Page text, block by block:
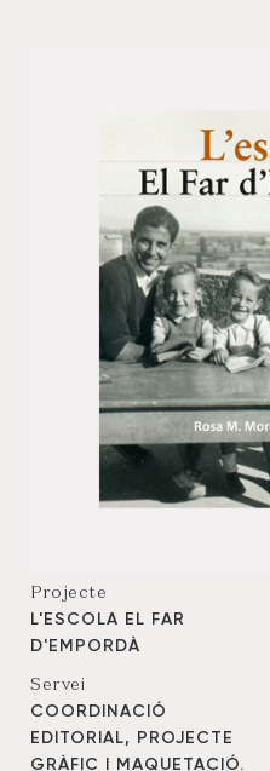
Projecte
L'ESCOLA EL FAR
D'EMPORDÀ
Servei
COORDINACIÓ
EDITORIAL, PROJECTE
GRÀFIC I MAQUETACIÓ.